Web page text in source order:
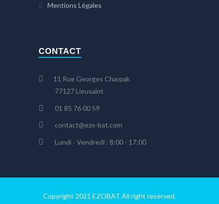
Mentions Légales
CONTACT
11 Rue Georges Charpak
77127 Lieusaint
01 85 76 00 59
contact@ezo-bat.com
Lundi - Vendredi : 8:00 - 17:00
Copyright 2021 EZOBAT All right reserved.